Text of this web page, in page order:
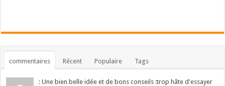
commentaires Récent Populaire Tags
: Une bien belle idée et de bons conseils :trop hâte d'essayer